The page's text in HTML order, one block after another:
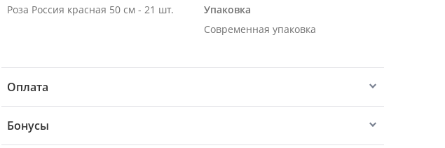
Роза Россия красная 50 см - 21 шт.
Упаковка
Современная упаковка
Оплата
Бонусы